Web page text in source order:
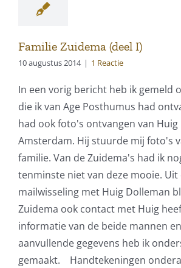
Familie Zuidema (deel I)
10 augustus 2014 | 1 Reactie
In een vorig bericht heb ik gemeld
die ik van Age Posthumus had
had ook foto's ontvangen van
Amsterdam. Hij stuurde mij foto's
familie. Van de Zuidema's had ik
tenminste niet van deze mooie. Uit
mailwisseling met Huig Dolleman
Zuidema ook contact met Huig
informatie van de beide mannen
aanvullende gegevens heb ik
gemaakt. Handtekeningen